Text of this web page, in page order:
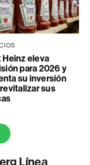
Heinz eleva
para 2026 y
su inversión
sus
Línea